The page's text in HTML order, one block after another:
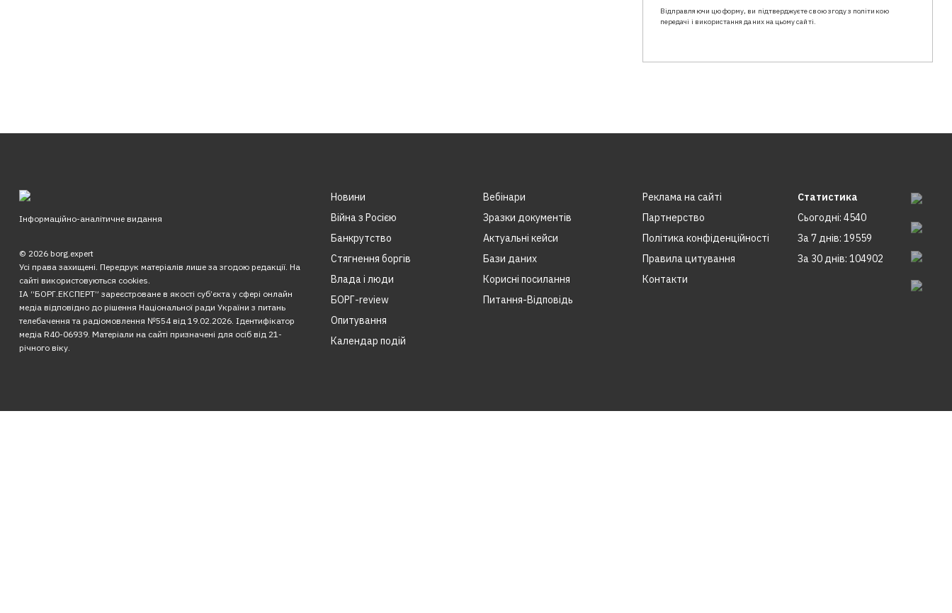
Відправляючи цю форму, ви підтверджуєте свою згоду з політикою
передачі і використання даних на цьому сайті.
Інформаційно-аналітичне видання
© 2026 borg.expert
Усі права захищені. Передрук матеріалів лише за згодою редакції. На
сайті використовуються cookies.
ІА “БОРГ.ЕКСПЕРТ” зареєстроване в якості суб’єкта у сфері онлайн
медіа відповідно до рішення Національної ради України з питань
телебачення та радіомовлення №554 від 19.02.2026. Ідентифікатор
медіа R40-06939. Матеріали на сайті призначені для осіб від 21-
річного віку.
Новини
Війна з Росією
Банкрутство
Стягнення боргiв
Влада i люди
БОРГ-review
Опитування
Календар подій
Вебінари
Зразки документів
Актуальні кейси
Бази даних
Корисні посилання
Питання-Відповідь
Реклама на сайтi
Партнерство
Політика конфіденційності
Правила цитування
Контакти
Статистика
Сьогодні: 4540
За 7 днів: 19559
За 30 днів: 104902